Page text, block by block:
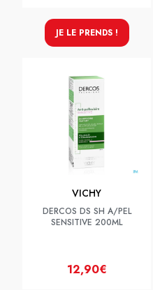
JE LE PRENDS !
VICHY
DERCOS DS SH A/PEL
SENSITIVE 200ML
12,90€